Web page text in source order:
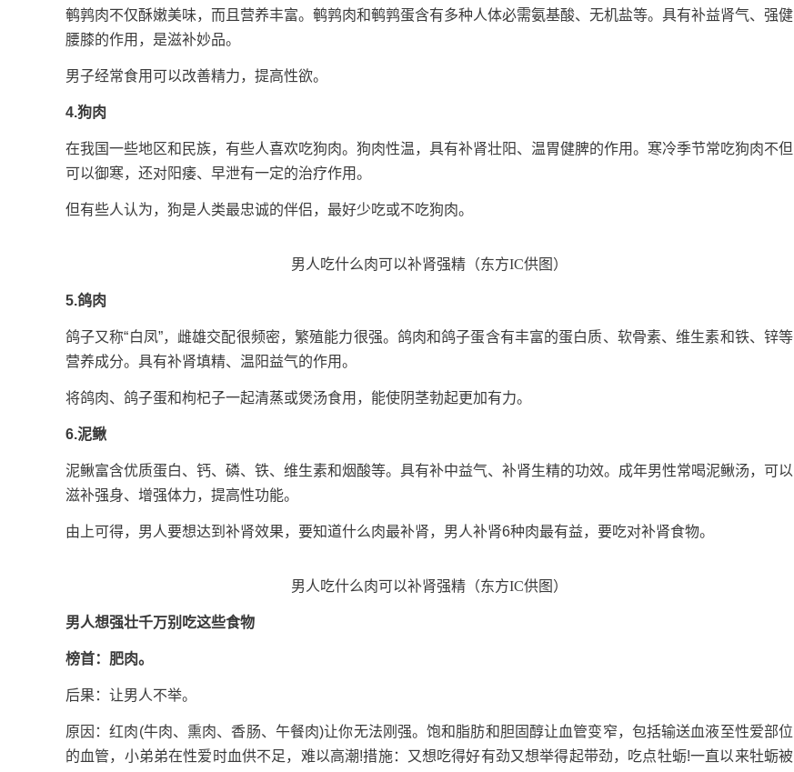
鹌鹑肉不仅酥嫩美味，而且营养丰富。鹌鹑肉和鹌鹑蛋含有多种人体必需氨基酸、无机盐等。具有补益肾气、强健
腰膝的作用，是滋补妙品。
男子经常食用可以改善精力，提高性欲。
4.狗肉
在我国一些地区和民族，有些人喜欢吃狗肉。狗肉性温，具有补肾壮阳、温胃健脾的作用。寒冷季节常吃狗肉不但
可以御寒，还对阳痿、早泄有一定的治疗作用。
但有些人认为，狗是人类最忠诚的伴侣，最好少吃或不吃狗肉。
男人吃什么肉可以补肾强精（东方IC供图）
5.鸽肉
鸽子又称“白凤”，雌雄交配很频密，繁殖能力很强。鸽肉和鸽子蛋含有丰富的蛋白质、软骨素、维生素和铁、锌等
营养成分。具有补肾填精、温阳益气的作用。
将鸽肉、鸽子蛋和枸杞子一起清蒸或煲汤食用，能使阴茎勃起更加有力。
6.泥鳅
泥鳅富含优质蛋白、钙、磷、铁、维生素和烟酸等。具有补中益气、补肾生精的功效。成年男性常喝泥鳅汤，可以
滋补强身、增强体力，提高性功能。
由上可得，男人要想达到补肾效果，要知道什么肉最补肾，男人补肾6种肉最有益，要吃对补肾食物。
男人吃什么肉可以补肾强精（东方IC供图）
男人想强壮千万别吃这些食物
榜首：肥肉。
后果：让男人不举。
原因：红肉(牛肉、熏肉、香肠、午餐肉)让你无法刚强。饱和脂肪和胆固醇让血管变窄，包括输送血液至性爱部位
的血管，小弟弟在性爱时血供不足，难以高潮!措施：又想吃得好有劲又想举得起带劲，吃点牡蛎!一直以来牡蛎被